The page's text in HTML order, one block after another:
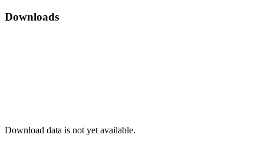
Downloads
Download data is not yet available.